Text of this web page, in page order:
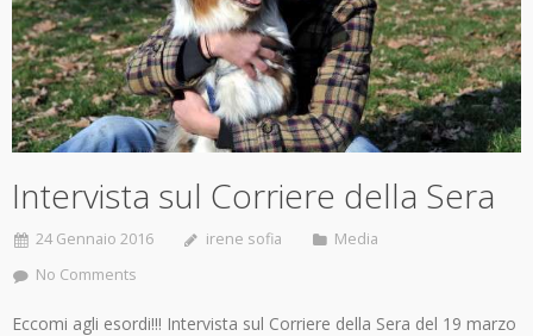
Intervista sul Corriere della Sera
24 Gennaio 2016 irene sofia
Media
No Comments
Eccomi agli esordi!!! Intervista sul Corriere della Sera del 19 marzo